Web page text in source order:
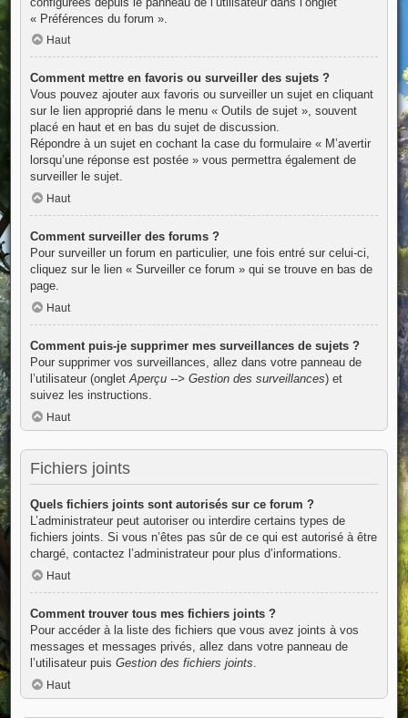
« Préférences du forum ».
Haut
Comment mettre en favoris ou surveiller des sujets ?
Vous pouvez ajouter aux favoris ou surveiller un sujet en cliquant
sur le lien approprié dans le menu « Outils de sujet », souvent
placé en haut et en bas du sujet de discussion.
Répondre à un sujet en cochant la case du formulaire « M’avertir
lorsqu’une réponse est postée » vous permettra également de
surveiller le sujet.
Haut
Comment surveiller des forums ?
Pour surveiller un forum en particulier, une fois entré sur celui-ci,
cliquez sur le lien « Surveiller ce forum » qui se trouve en bas de
page.
Haut
Comment puis-je supprimer mes surveillances de sujets ?
Pour supprimer vos surveillances, allez dans votre panneau de
l’utilisateur (onglet Aperçu --> Gestion des surveillances) et
suivez les instructions.
Haut
Fichiers joints
Quels fichiers joints sont autorisés sur ce forum ?
L’administrateur peut autoriser ou interdire certains types de
fichiers joints. Si vous n’êtes pas sûr de ce qui est autorisé à être
chargé, contactez l’administrateur pour plus d’informations.
Haut
Comment trouver tous mes fichiers joints ?
Pour accéder à la liste des fichiers que vous avez joints à vos
messages et messages privés, allez dans votre panneau de
l’utilisateur puis Gestion des fichiers joints.
Haut